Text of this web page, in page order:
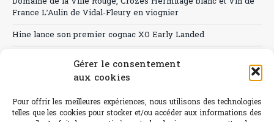
Gérer le consentement
aux cookies
Pour offrir les meilleures expériences, nous utilisons des technologies
telles que les cookies pour stocker et/ou accéder aux informations des
France L’Aulin de Vidal-Fleury en viognier
Hine lance son premier cognac XO Early Landed
Sélection de rosés 2026